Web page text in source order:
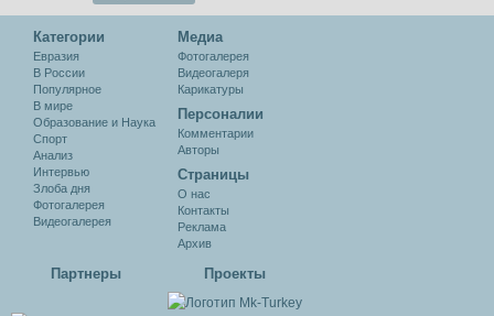
Категории
Евразия
В России
Популярное
В мире
Образование и Наука
Спорт
Анализ
Интервью
Злоба дня
Фотогалерея
Видеогалерея
Медиа
Фотогалерея
Видеогалеря
Карикатуры
Персоналии
Комментарии
Авторы
Cтраницы
О нас
Контакты
Реклама
Архив
Партнеры Проекты